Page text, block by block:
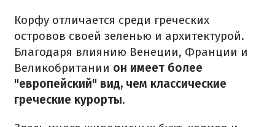
Корфу отличается среди греческих
островов своей зеленью и архитектурой.
Благодаря влиянию Венеции, Франции и
Великобритании он имеет более
"европейский" вид, чем классические
греческие курорты.